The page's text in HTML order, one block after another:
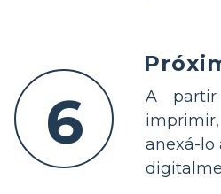
6
A
anexá-lo